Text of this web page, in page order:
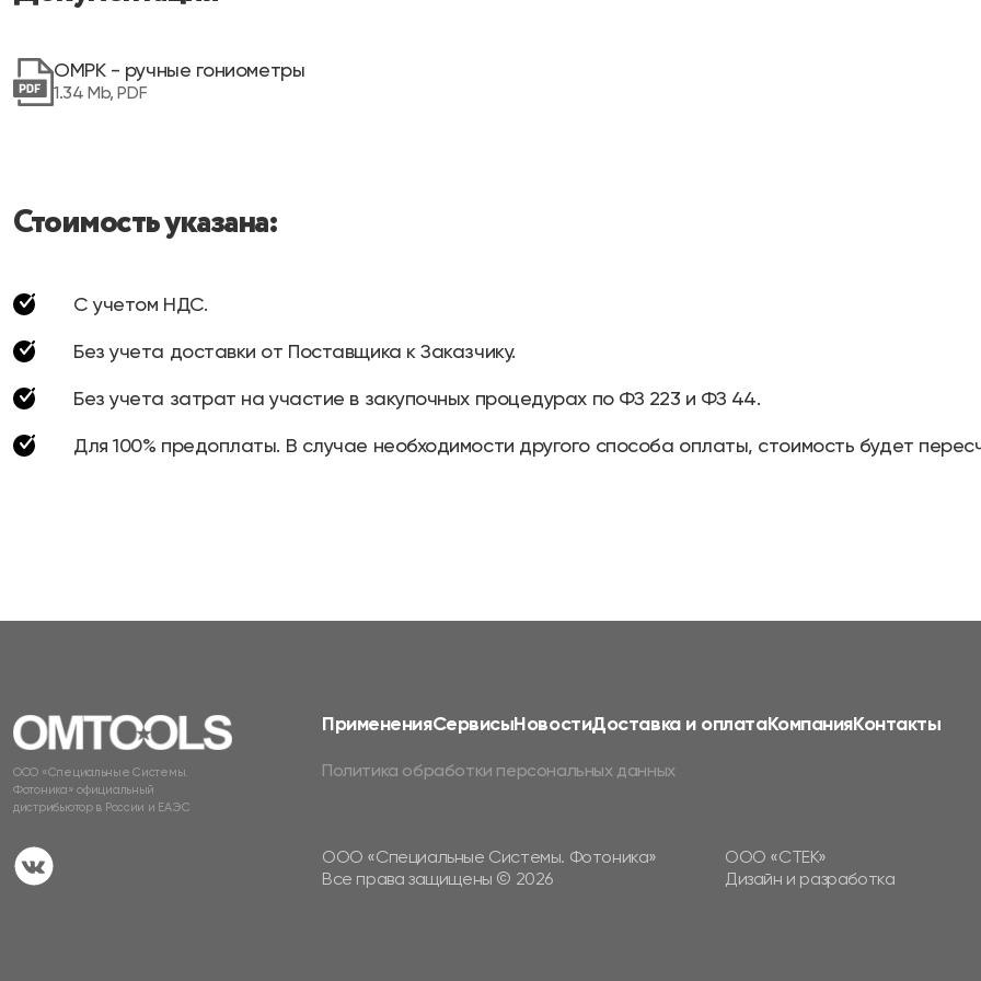
OMPK - ручные гониометры
1.34 Mb, PDF
Стоимость указана:
С учетом НДС.
Без учета доставки от Поставщика к Заказчику.
Без учета затрат на участие в закупочных процедурах по ФЗ 223 и ФЗ 44.
Для 100% предоплаты. В случае необходимости другого способа оплаты, стоимость будет
ООО «Специальные Системы.
Фотоника» официальный
дистрибьютор в России и ЕАЭС
ПримененияСервисыНовостиДоставка и оплатаКомпанияКонтакты
Политика обработки персональных данных
ООО «Специальные Системы. Фотоника»
Все права защищены © 2026
ООО «СТЕК»
Дизайн и разработка